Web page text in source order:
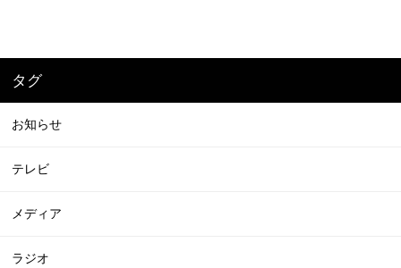
タグ
お知らせ
テレビ
メディア
ラジオ